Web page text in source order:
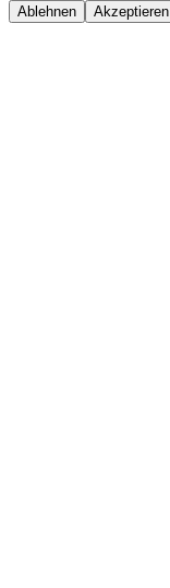
Ablehnen Akzeptieren